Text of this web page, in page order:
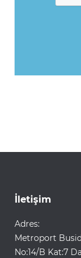
İletişim
Adres:
Metroport
No:14/B Kat:7